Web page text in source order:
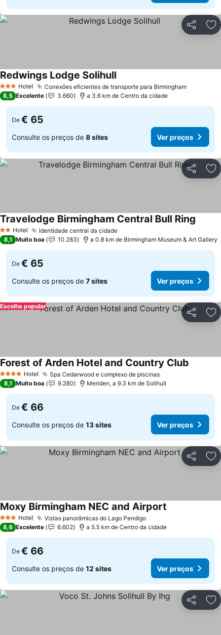
Partilhar
3 EstrelasHotel Conexões eficientes de transporte para Birmingham
Redwings Lodge Solihull
8,5 Excelente 3.660 a 3.6 km de Centro da cidade
De € 65
Consulte os preços de 8 sites Ver preços
Partilhar
2 Estrelas
Hotel Identidade central da cidade
Travelodge Birmingham Central Bull Ring
8,1 Muito boa 10.283 a 0.8 km de Birmingham Museum & Art Gallery
De € 65
Consulte os preços de 7 sites Ver preços
Partilhar
Escolha popular
4 EstrelasHotel Spa Cedarwood e complexo de piscinas
Forest of Arden Hotel and Country Club
8,1 Muito boa 9.280 Meriden, a 9.3 km de Solihull
De € 66
Consulte os preços de 13 sites Ver preços
Partilhar
3 EstrelasHotel Vistas panorâmicas do Lago Pendigo
Moxy Birmingham NEC and Airport
8,6 Excelente 6.602 a 5.5 km de Centro da cidade
De € 66
Consulte os preços de 12 sites Ver preços
Partilhar